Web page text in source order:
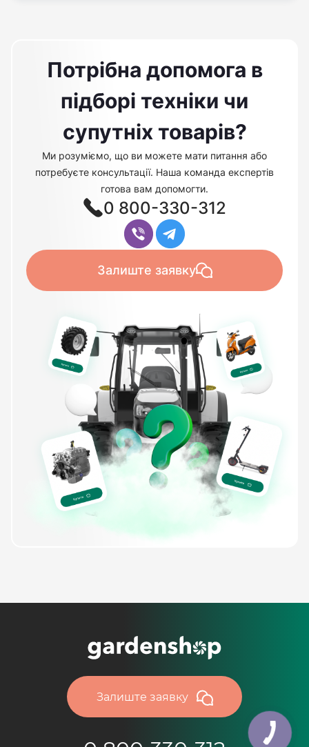
Потрібна допомога в
підборі техніки чи
супутніх товарів?
Ми розуміємо, що ви можете мати питання або
потребуєте консультації. Наша команда експертів
готова вам допомогти.
0 800-330-312
Залиште заявку
Залиште заявку